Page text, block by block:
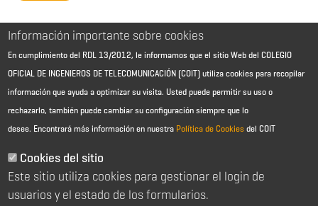
Aviso Legal - Información general
Política de cookies
Política de reembolso
Sitemap
Información importante sobre cookies
En cumplimiento del RDL 13/2012, le informamos que el sitio Web del COLEGIO
OFICIAL DE INGENIEROS DE TELECOMUNICACIÓN (COIT) utiliza cookies para recopilar
información que ayuda a optimizar su visita. Usted puede permitir su uso o
rechazarlo, también puede cambiar su configuración siempre que lo
desee. Encontrará más información en nuestra Política de Cookies del COIT
Cookies del sitio
Este sitio utiliza cookies para gestionar el login de
usuarios y el estado de los formularios.